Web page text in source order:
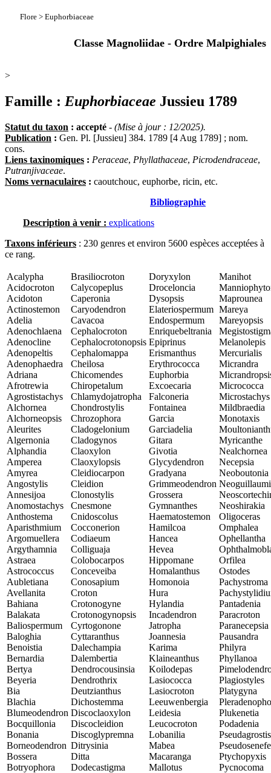
Flore > Euphorbiaceae
Classe Magnoliidae - Ordre Malpighiales
>
Famille : Euphorbiaceae Jussieu 1789
Statut du taxon : accepté - (Mise à jour : 12/2025).
Publication : Gen. Pl. [Jussieu] 384. 1789 [4 Aug 1789] ; nom.
cons.
Liens taxinomiques : Peraceae, Phyllathaceae, Picrodendraceae,
Putranjivaceae.
Noms vernaculaires : caoutchouc, euphorbe, ricin, etc.
Bibliographie
Description à venir : explications
Taxons inférieurs : 230 genres et environ 5600 espèces acceptées à
ce rang.
Acalypha
Acidocroton
Acidoton
Actinostemon
Adelia
Adenochlaena
Adenocline
Adenopeltis
Adenophaedra
Adriana
Afrotrewia
Agrostistachys
Alchornea
Alchorneopsis
Aleurites
Algernonia
Alphandia
Amperea
Amyrea
Angostylis
Annesijoa
Anomostachys
Anthostema
Aparisthmium
Argomuellera
Argythamnia
Astraea
Astrococcus
Aubletiana
Avellanita
Bahiana
Balakata
Baliospermum
Baloghia
Benoistia
Bernardia
Bertya
Beyeria
Bia
Blachia
Blumeodendron
Bocquillonia
Bonania
Borneodendron
Bossera
Botryophora
Brasiliocroton
Calycopeplus
Caperonia
Caryodendron
Cavacoa
Cephalocroton
Cephalocrotonopsis
Cephalomappa
Cheilosa
Chicomendes
Chiropetalum
Chlamydojatropha
Chondrostylis
Chrozophora
Cladogelonium
Cladogynos
Claoxylon
Claoxylopsis
Cleidiocarpon
Cleidion
Clonostylis
Cnesmone
Cnidoscolus
Cocconerion
Codiaeum
Colliguaja
Colobocarpos
Conceveiba
Conosapium
Croton
Crotonogyne
Crotonogynopsis
Cyrtogonone
Cyttaranthus
Dalechampia
Dalembertia
Dendrocousinsia
Dendrothrix
Deutzianthus
Dichostemma
Discoclaoxylon
Discocleidion
Discoglypremna
Ditrysinia
Ditta
Dodecastigma
Doryxylon
Droceloncia
Dysopsis
Elateriospermum
Endospermum
Enriquebeltrania
Epiprinus
Erismanthus
Erythrococca
Euphorbia
Excoecaria
Falconeria
Fontainea
Garcia
Garciadelia
Gitara
Givotia
Glycydendron
Gradyana
Grimmeodendron
Grossera
Gymnanthes
Haematostemon
Hamilcoa
Hancea
Hevea
Hippomane
Homalanthus
Homonoia
Hura
Hylandia
Incadendron
Jatropha
Joannesia
Karima
Klaineanthus
Koilodepas
Lasiococca
Lasiocroton
Leeuwenbergia
Leidesia
Leucocroton
Lobanilia
Mabea
Macaranga
Mallotus
Manihot
Maprounea
Mareya
Mareyopsis
Melanolepis
Mercurialis
Micrandra
Micrococca
Microstachys
Mildbraedia
Monotaxis
Myricanthe
Nealchornea
Necepsia
Neoboutonia
Neoshirakia
Oligoceras
Omphalea
Ophellantha
Orfilea
Ostodes
Pachystroma
Pantadenia
Paracroton
Paranecepsia
Pausandra
Philyra
Phyllanoa
Plagiostyles
Platygyna
Plukenetia
Podadenia
Ptychopyxis
Pycnocoma